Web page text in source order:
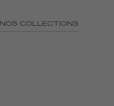
NOS COLLECTIONS